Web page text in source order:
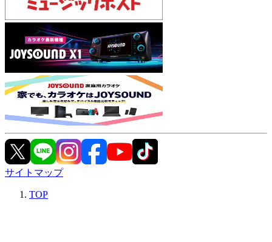
サイトマップ
TOP